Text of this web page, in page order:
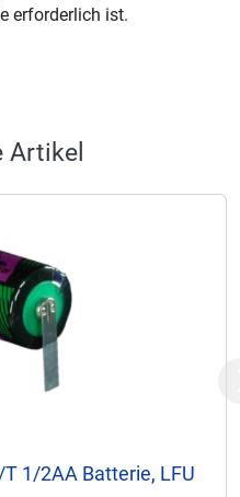
erforderlich ist.
Artikel
1/2AA Batterie, LFU